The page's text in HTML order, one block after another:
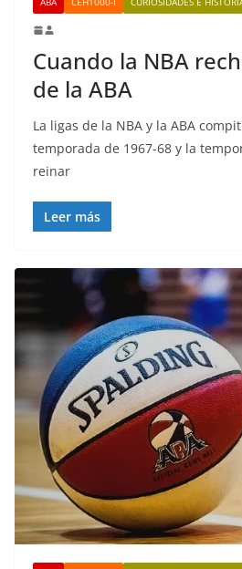
Cuando la NBA
de la ABA
La ligas de la NBA y la ABA
temporada de 1967-68 y la
reinar
Leer más